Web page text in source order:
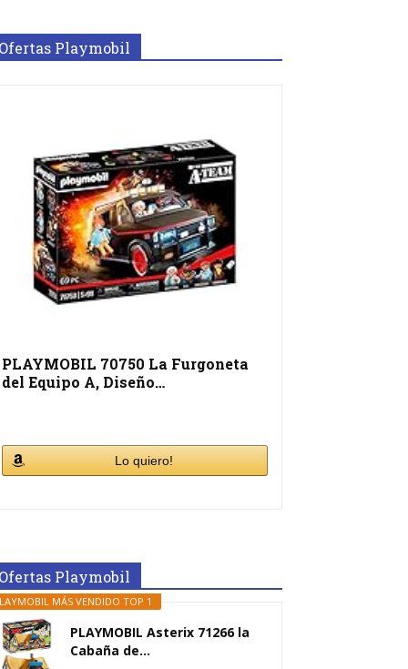
Playmobil
PLAYMOBIL 70750 La Furgoneta
del Equipo A, Diseño…
Lo quiero!
Playmobil
MÁS VENDIDO TOP 1
PLAYMOBIL Asterix 71266 la
Cabaña de...